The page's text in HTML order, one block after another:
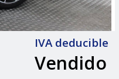
IVA deducible
Vendido